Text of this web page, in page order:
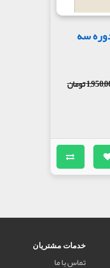
سه
تومان
خدمات مشتریان
تماس با ما